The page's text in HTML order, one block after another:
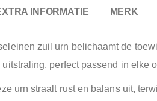
INFORMATIE MERK
zuil urn belichaamt de
perfect passend in elke
urn straalt rust en balans uit,